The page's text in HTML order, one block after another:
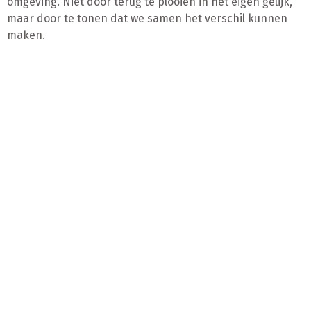
maar door te tonen dat we samen het verschil kunnen
maken.